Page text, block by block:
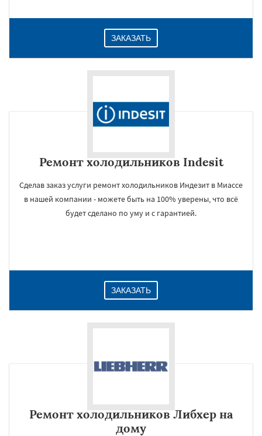
ЗАКАЗАТЬ
Ремонт холодильников Indesit
Сделав заказ услуги ремонт холодильников Индезит в Миассе
в нашей компании - можете быть на 100% уверены, что всё
будет сделано по уму и с гарантией.
ЗАКАЗАТЬ
Ремонт холодильников Либхер на
дому